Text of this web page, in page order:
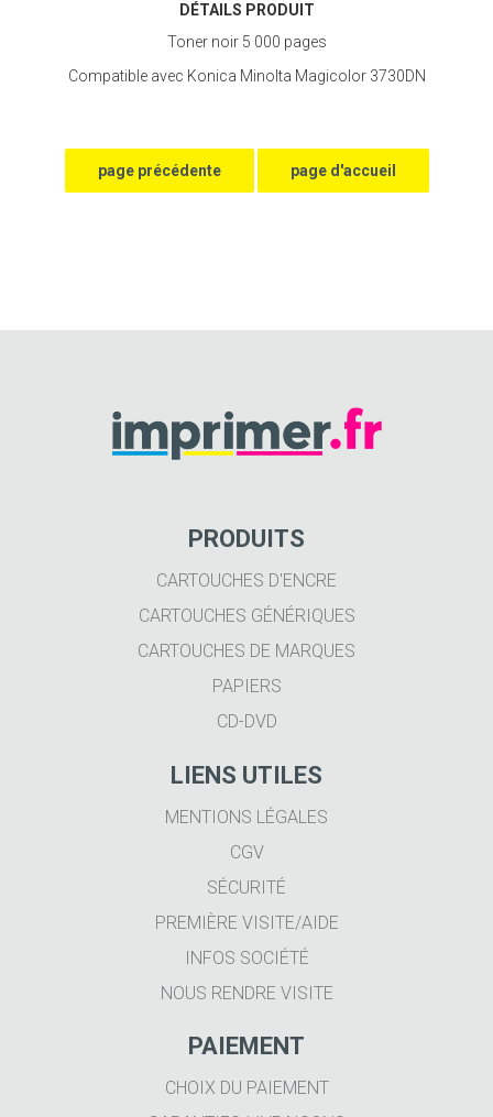
DÉTAILS PRODUIT
Toner noir 5 000 pages
Compatible avec Konica Minolta Magicolor 3730DN
PRODUITS
CARTOUCHES D'ENCRE
CARTOUCHES GÉNÉRIQUES
CARTOUCHES DE MARQUES
PAPIERS
CD-DVD
LIENS UTILES
MENTIONS LÉGALES
CGV
SÉCURITÉ
PREMIÈRE VISITE/AIDE
INFOS SOCIÉTÉ
NOUS RENDRE VISITE
PAIEMENT
CHOIX DU PAIEMENT